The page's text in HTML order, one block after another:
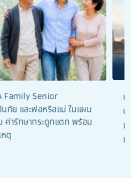
Family Senior
นภัย และพ่อหรือแม่ ในแผน
ค่ารักษากระดูกแตก พร้อม
ตุ
ป
เ
เ